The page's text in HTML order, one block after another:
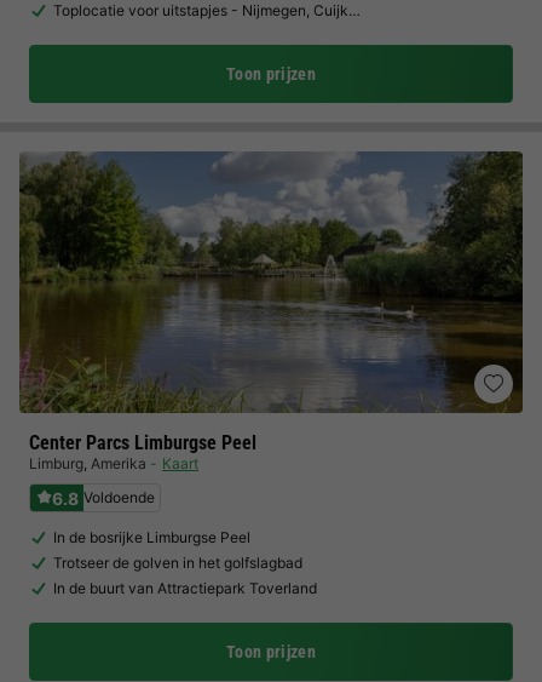
Toplocatie voor uitstapjes - Nijmegen, Cuijk…
Toon prijzen
Center Parcs Limburgse Peel
Limburg, Amerika Kaart
6.8 Voldoende
In de bosrijke Limburgse Peel
Trotseer de golven in het golfslagbad
In de buurt van Attractiepark Toverland
Toon prijzen